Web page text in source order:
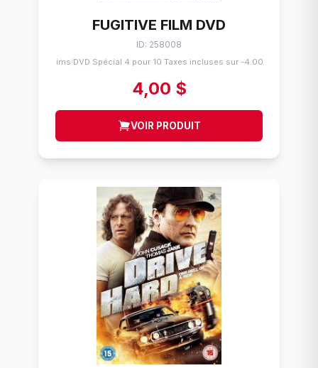
FUGITIVE FILM DVD
ID: 258008
Flims/DVD Spécial 4 pour 10 Taxes incluses sur -4.00$
4,00 $
VOIR PRODUIT